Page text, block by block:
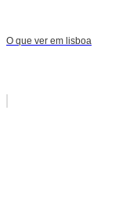
O que ver em lisboa